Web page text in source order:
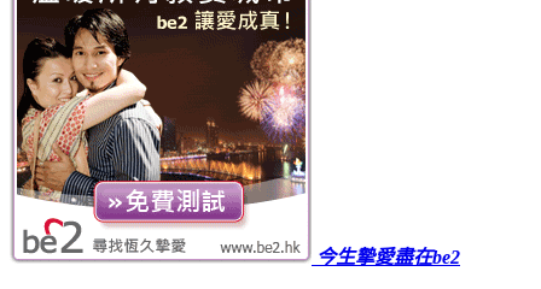
今生摯愛盡在be2